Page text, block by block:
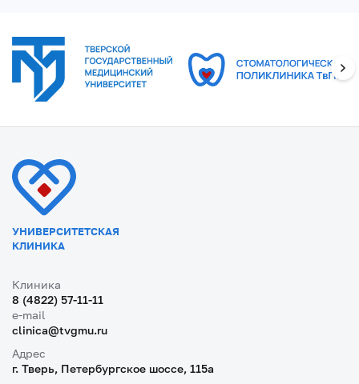
УНИВЕРСИТЕТСКАЯ
КЛИНИКА
8 (4822) 57-11-11
Клиника
clinica@tvgmu.ru
e-mail
г. Тверь, Петербургское шоссе, 115a
Адрес